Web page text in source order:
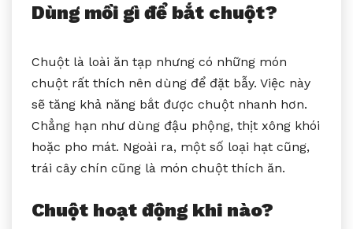
Dùng mồi gì để bắt chuột?
Chuột là loài ăn tạp nhưng có những món
chuột rất thích nên dùng để đặt bẫy. Việc này
sẽ tăng khả năng bắt được chuột nhanh hơn.
Chẳng hạn như dùng đậu phộng, thịt xông khói
hoặc pho mát. Ngoài ra, một số loại hạt cũng,
trái cây chín cũng là món chuột thích ăn.
Chuột hoạt động khi nào?